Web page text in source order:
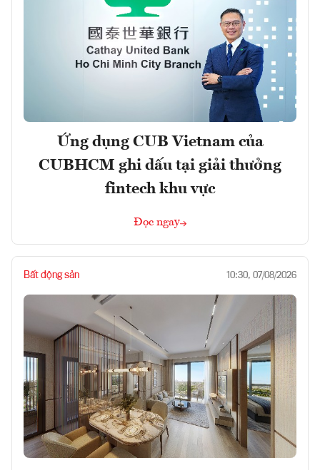
Ứng dụng CUB Vietnam của
CUBHCM ghi dấu tại giải thưởng
fintech khu vực
Đọc ngay
Bất động sản 10:30, 07/08/2026